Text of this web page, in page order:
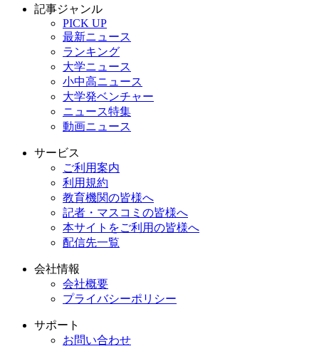
記事ジャンル
PICK UP
最新ニュース
ランキング
大学ニュース
小中高ニュース
大学発ベンチャー
ニュース特集
動画ニュース
サービス
ご利用案内
利用規約
教育機関の皆様へ
記者・マスコミの皆様へ
本サイトをご利用の皆様へ
配信先一覧
会社情報
会社概要
プライバシーポリシー
サポート
お問い合わせ